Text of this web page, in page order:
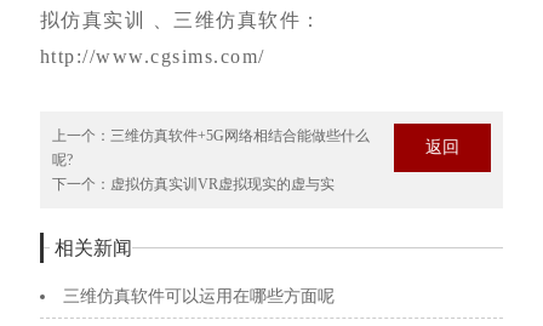
拟仿真实训 、三维仿真软件：
http://www.cgsims.com/
上一个： 三维仿真软件+5G网络相结合能做些什么
呢?
下一个： 虚拟仿真实训VR虚拟现实的虚与实
返回
相关新闻
三维仿真软件可以运用在哪些方面呢